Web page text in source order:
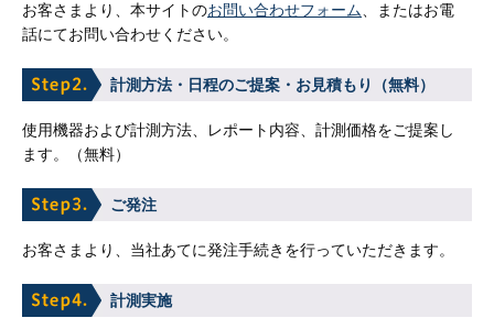
お客さまより、本サイトのお問い合わせフォーム 、またはお電
話にてお問い合わせください。
計測方法・日程のご提案・お見積もり（無料）
使用機器および計測方法、レポート内容、計測価格をご提案し
ます。（無料）
ご発注
お客さまより、当社あてに発注手続きを行っていただきます。
計測実施